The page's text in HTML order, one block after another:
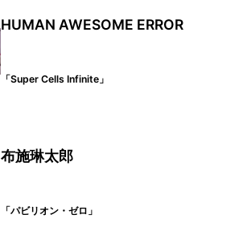
HUMAN AWESOME ERROR
「Super Cells Infinite 」
布施琳太郎
「パビリオン・ゼロ」